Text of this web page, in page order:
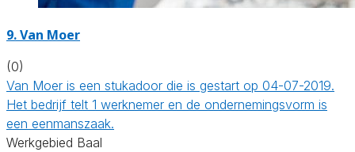
9. Van Moer
(0)
Van Moer is een stukadoor die is gestart op 04-07-2019.
Het bedrijf telt 1 werknemer en de ondernemingsvorm is
een eenmanszaak.
Werkgebied Baal